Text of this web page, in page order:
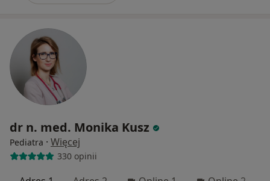
dr n. med. Monika Kusz
Pediatra · Więcej
330 opinii